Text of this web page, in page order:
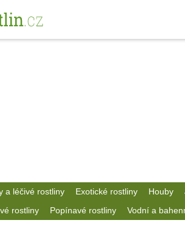
a léčivé rostliny Exotické rostliny Houby
rostliny Popínavé rostliny Vodní a